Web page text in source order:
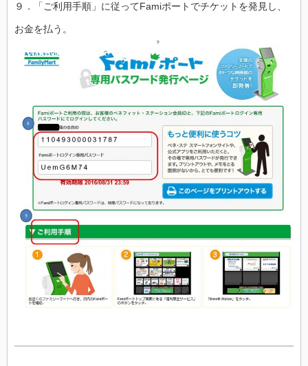
９．「ご利用手順」に従ってFamiポートでチケットを発見し、
お金を払う。